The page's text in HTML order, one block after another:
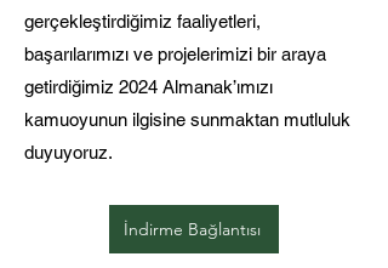
gerçekleştirdiğimiz faaliyetleri,
başarılarımızı ve projelerimizi bir araya
getirdiğimiz 2024 Almanak’ımızı
kamuoyunun ilgisine sunmaktan mutluluk
duyuyoruz.
İndirme Bağlantısı